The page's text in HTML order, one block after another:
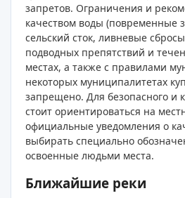
запретов. Ограничения и
качеством воды (повременные
сельский сток, ливневые
подводных препятствий и
местах, а также с правилами
некоторых муниципалитетах
запрещено. Для безопасного и
стоит ориентироваться на
официальные уведомления о
выбирать специально
освоенные людьми места.
Ближайшие реки